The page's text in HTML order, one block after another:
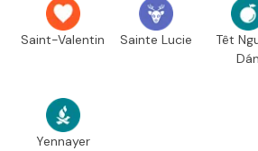
Saint-Valentin Sainte Lucie
Têt
Dán
Yennayer